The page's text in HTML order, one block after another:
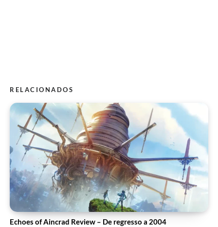
RELACIONADOS
Echoes of Aincrad Review – De regresso a 2004